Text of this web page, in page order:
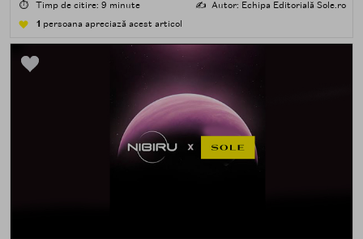
atingând, comparând, întrebând.
⏱️ Timp de citire: 9 minute ✍️ Autor: Echipa Editorială Sole.ro
1 persoana apreciază acest articol